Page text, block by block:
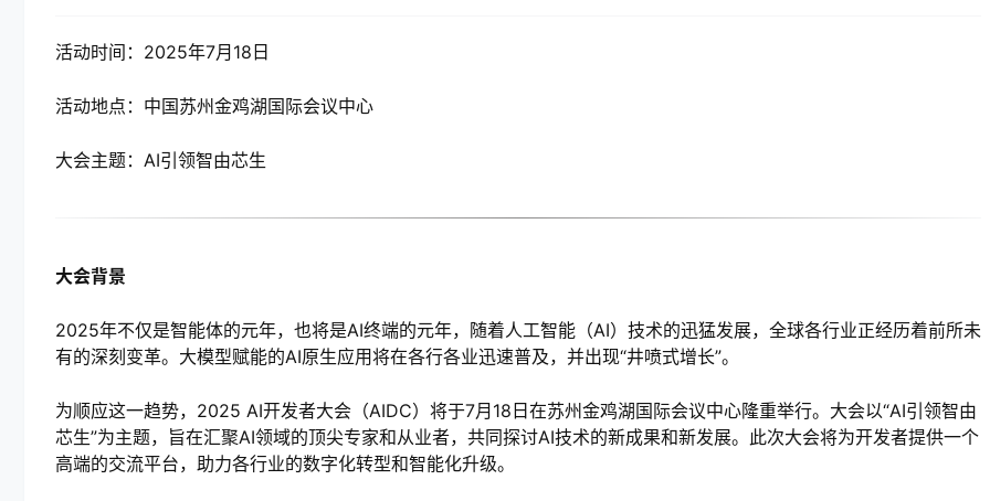
活动时间：2025年7月18日
活动地点：中国苏州金鸡湖国际会议中心
大会主题：AI引领智由芯生
大会背景
2025年不仅是智能体的元年，也将是AI终端的元年，随着人工智能（AI）技术的迅猛发展，全球各行业正经历着前所未
有的深刻变革。大模型赋能的AI原生应用将在各行各业迅速普及，并出现“井喷式增长”。
为顺应这一趋势，2025 AI开发者大会（AIDC）将于7月18日在苏州金鸡湖国际会议中心隆重举行。大会以“AI引领智由
芯生”为主题，旨在汇聚AI领域的顶尖专家和从业者，共同探讨AI技术的新成果和新发展。此次大会将为开发者提供一个
高端的交流平台，助力各行业的数字化转型和智能化升级。